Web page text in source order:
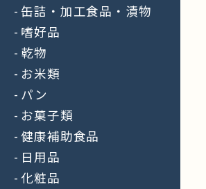
缶詰・加工食品・漬物
嗜好品
乾物
お米類
パン
お菓子類
健康補助食品
日用品
化粧品